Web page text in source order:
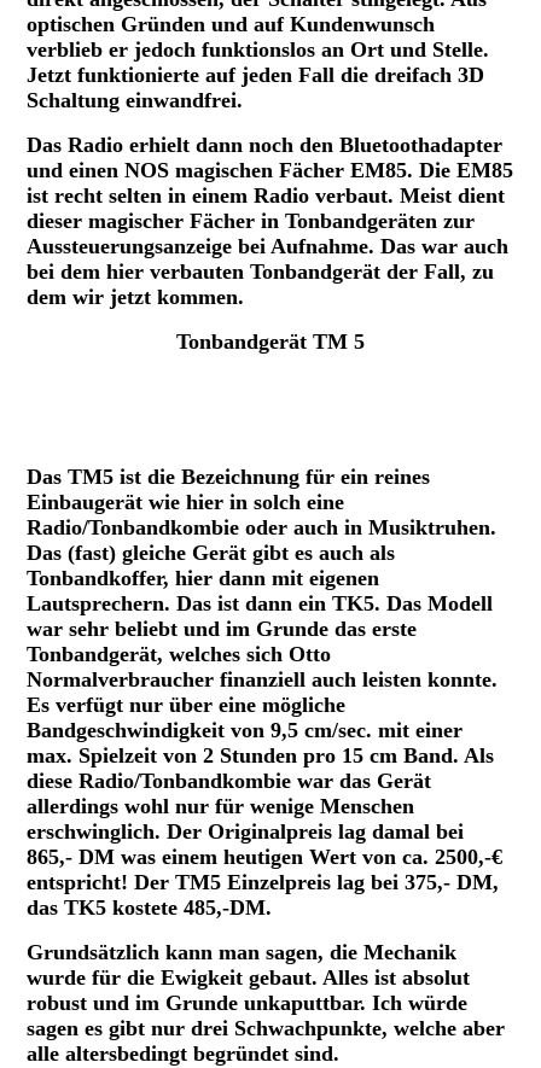
optischen Gründen und auf Kundenwunsch
verblieb er jedoch funktionslos an Ort und Stelle.
Jetzt funktionierte auf jeden Fall die dreifach 3D
Schaltung einwandfrei.
Das Radio erhielt dann noch den Bluetoothadapter
und einen NOS magischen Fächer EM85. Die EM85
ist recht selten in einem Radio verbaut. Meist dient
dieser magischer Fächer in Tonbandgeräten zur
Aussteuerungsanzeige bei Aufnahme. Das war auch
bei dem hier verbauten Tonbandgerät der Fall, zu
dem wir jetzt kommen.
Tonbandgerät TM 5
Das TM5 ist die Bezeichnung für ein reines
Einbaugerät wie hier in solch eine
Radio/Tonbandkombie oder auch in Musiktruhen.
Das (fast) gleiche Gerät gibt es auch als
Tonbandkoffer, hier dann mit eigenen
Lautsprechern. Das ist dann ein TK5. Das Modell
war sehr beliebt und im Grunde das erste
Tonbandgerät, welches sich Otto
Normalverbraucher finanziell auch leisten konnte.
Es verfügt nur über eine mögliche
Bandgeschwindigkeit von 9,5 cm/sec. mit einer
max. Spielzeit von 2 Stunden pro 15 cm Band. Als
diese Radio/Tonbandkombie war das Gerät
allerdings wohl nur für wenige Menschen
erschwinglich. Der Originalpreis lag damal bei
865,- DM was einem heutigen Wert von ca. 2500,-€
entspricht! Der TM5 Einzelpreis lag bei 375,- DM,
das TK5 kostete 485,-DM.
Grundsätzlich kann man sagen, die Mechanik
wurde für die Ewigkeit gebaut. Alles ist absolut
robust und im Grunde unkaputtbar. Ich würde
sagen es gibt nur drei Schwachpunkte, welche aber
alle altersbedingt begründet sind.